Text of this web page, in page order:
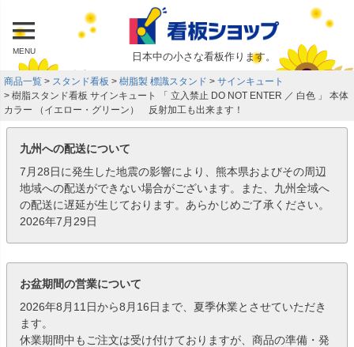
MENU 日本中の小さな看板作ります。
商品一覧 スタンド看板 樹脂製 標識スタンド
サインキュート
樹脂スタンド看板 サインキュート 「 立入禁止 DO NOT ENTER ／ 白色 」 本体
カラー （イエロー・グリーン） 反射加工も出来ます！
九州への配送について
7月28日に発生した地震の影響により、熊本県およびその周辺
地域への配送ができない場合がございます。また、九州全域へ
の配送に遅延が生じております。あらかじめご了承ください。
2026年7月29日
お盆期間の営業について
2026年8月11日から8月16日まで、夏季休業とさせていただき
ます。
休業期間中もご注文は受け付けておりますが、商品の準備・発